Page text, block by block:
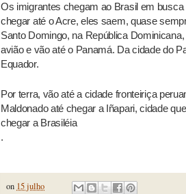
Os imigrantes chegam ao Brasil em
chegar até o Acre, eles saem, quase
Santo Domingo, na República
avião e vão até o Panamá. Da cidade do
Equador.
Por terra, vão até a cidade fronteiriça
Maldonado até chegar a Iñapari, cidade
chegar a Brasiléia
.
on15 julho